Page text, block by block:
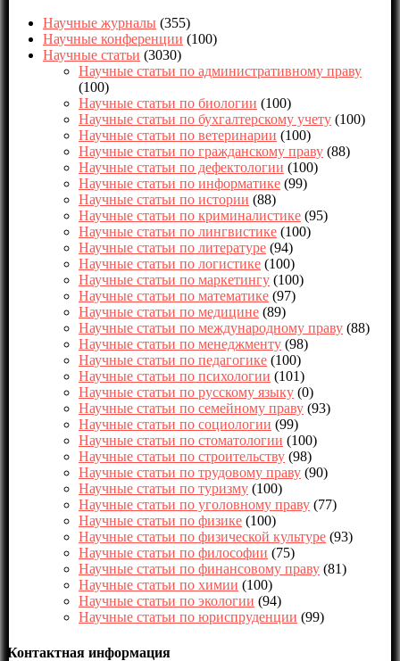
Научные журналы (355)
Научные конференции (100)
Научные статьи (3030)
Научные статьи по административному праву
(100)
Научные статьи по биологии (100)
Научные статьи по бухгалтерскому учету (100)
Научные статьи по ветеринарии (100)
Научные статьи по гражданскому праву (88)
Научные статьи по дефектологии (100)
Научные статьи по информатике (99)
Научные статьи по истории (88)
Научные статьи по криминалистике (95)
Научные статьи по лингвистике (100)
Научные статьи по литературе (94)
Научные статьи по логистике (100)
Научные статьи по маркетингу (100)
Научные статьи по математике (97)
Научные статьи по медицине (89)
Научные статьи по международному праву (88)
Научные статьи по менеджменту (98)
Научные статьи по педагогике (100)
Научные статьи по психологии (101)
Научные статьи по русскому языку (0)
Научные статьи по семейному праву (93)
Научные статьи по социологии (99)
Научные статьи по стоматологии (100)
Научные статьи по строительству (98)
Научные статьи по трудовому праву (90)
Научные статьи по туризму (100)
Научные статьи по уголовному праву (77)
Научные статьи по физике (100)
Научные статьи по физической культуре (93)
Научные статьи по философии (75)
Научные статьи по финансовому праву (81)
Научные статьи по химии (100)
Научные статьи по экологии (94)
Научные статьи по юриспруденции (99)
Контактная информация